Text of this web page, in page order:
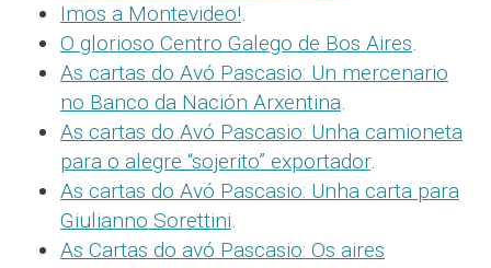
Imos a Montevideo!.
O glorioso Centro Galego de Bos Aires.
As cartas do Avó Pascasio: Un mercenario
no Banco da Nación Arxentina.
As cartas do Avó Pascasio: Unha camioneta
para o alegre “sojerito” exportador.
As cartas do Avó Pascasio: Unha carta para
Giulianno Sorettini.
As Cartas do avó Pascasio: Os aires